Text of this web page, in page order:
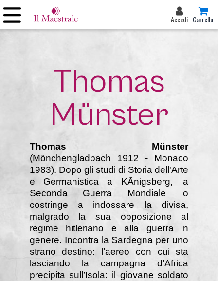
Accedi Carrello
Thomas
Münster
Thomas Münster
(Mönchengladbach 1912 - Monaco
1983). Dopo gli studi di Storia dell'Arte
e Germanistica a KÃnigsberg, la
Seconda Guerra Mondiale lo
costringe a indossare la divisa,
malgrado la sua opposizione al
regime hitleriano e alla guerra in
genere. Incontra la Sardegna per uno
strano destino: l’aereo con cui sta
lasciando la campagna d’Africa
precipita sull’Isola: il giovane soldato